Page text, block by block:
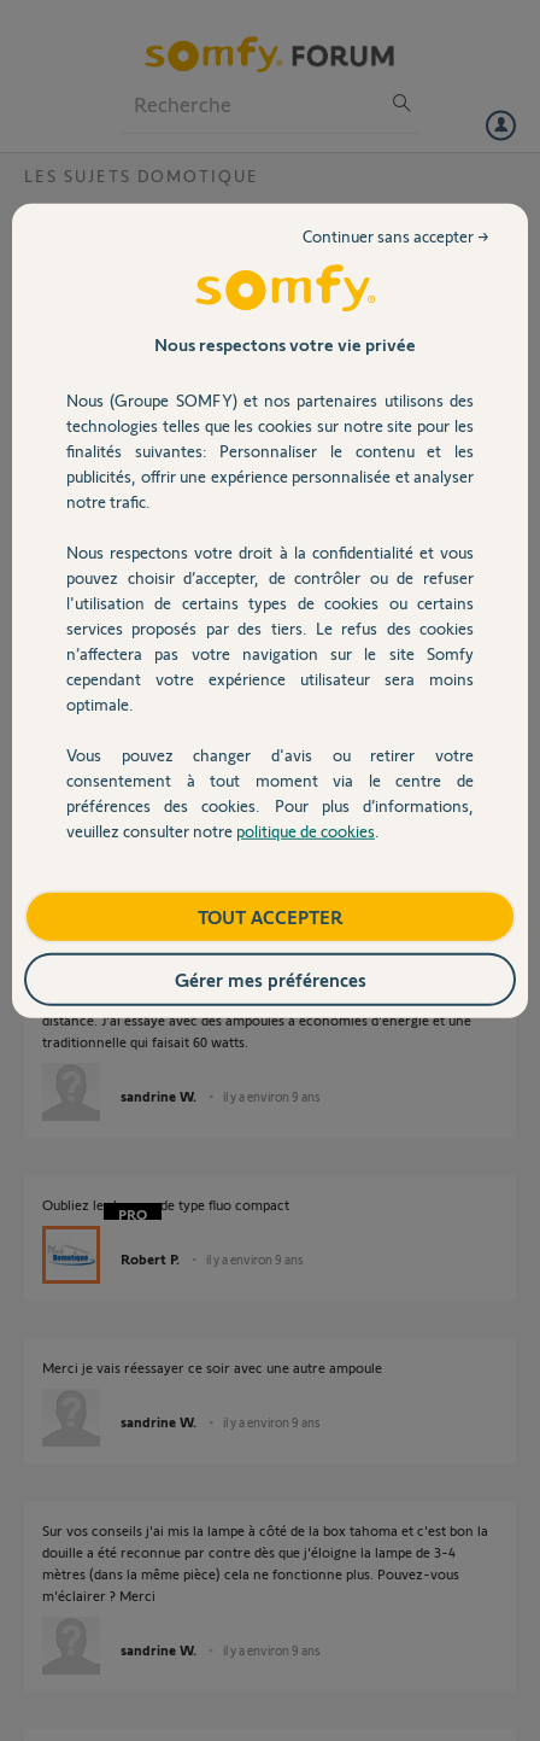
Volet
Sécurité
Domotique
Chauffage
Autres produits
Devis avec un pro
Contact
LES SUJETS DOMOTIQUE
douille somfy et tahoma ?
J'ai acheté une douille somfy mais je n'arrive pas à la configurer avec
J'ai fait ajouter un matériel rts, sans télécommande, appuyer pendant
5 sec sur le bouton on/off(jusqu'à ce qu'il clignote) puis sur l'ajout.
fonctionne quand j'appuie manuellement sur le bouton on/off
quelqu'un peut il m'aider ?
Sandrine
il y a environ 9 ans
Participer au fil de discussion
Réponses
Avez-vous fais cette association avec la douille à proximité de Tahoma ?
Quel type d'ampoule avez vous branché sur cette douille ?
Merci Robert P. pour votre réponse
La douille est dans la même pièce que la Tahoma a environ 4 mètres de
distance. J'ai essayé avec des ampoules à économies d'énergie et une
traditionnelle qui faisait 60 watts.
sandrine W. il y a environ 9 ans
Oubliez les lampes de type fluo compact
Robert P. il y a environ 9 ans
Merci je vais réessayer ce soir avec une autre ampoule
sandrine W. il y a environ 9 ans
Sur vos conseils j'ai mis la lampe à côté de la box tahoma et c'est bon la
douille a été reconnue par contre dès que j'éloigne la lampe de 3-4
mètres (dans la même pièce) cela ne fonctionne plus. Pouvez-vous
m'éclairer ? Merci
sandrine W. il y a environ 9 ans
Nous respectons votre vie privée
Nous (Groupe SOMFY) et nos partenaires utilisons des
technologies telles que les cookies sur notre site pour les
finalités suivantes: Personnaliser le contenu et les
publicités, offrir une expérience personnalisée et analyser
notre trafic.
Nous respectons votre droit à la confidentialité et vous
pouvez choisir d’accepter, de contrôler ou de refuser
l'utilisation de certains types de cookies ou certains
services proposés par des tiers. Le refus des cookies
n’affectera pas votre navigation sur le site Somfy
cependant votre expérience utilisateur sera moins
optimale.
Vous pouvez changer d'avis ou retirer votre
consentement à tout moment via le centre de
préférences des cookies. Pour plus d’informations,
veuillez consulter notre politique de cookies
Continuer sans accepter →
TOUT ACCEPTER
Gérer mes préférences